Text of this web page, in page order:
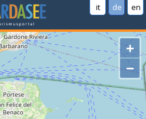
it de en
+
−